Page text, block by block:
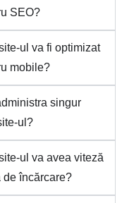
SEO?
ul va fi optimizat
mobile?
singur
ul?
ul va avea viteză
de încărcare?